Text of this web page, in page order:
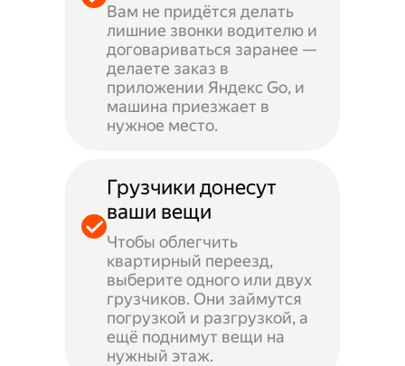
Вам не придётся делать
лишние звонки водителю и
договариваться заранее —
делаете заказ в
приложении Яндекс Go, и
машина приезжает в
нужное место.
Грузчики донесут
ваши вещи
Чтобы облегчить
квартирный переезд,
выберите одного или двух
грузчиков. Они займутся
погрузкой и разгрузкой, а
ещё поднимут вещи на
нужный этаж.